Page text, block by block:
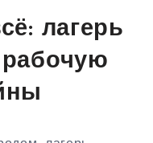
лагерь